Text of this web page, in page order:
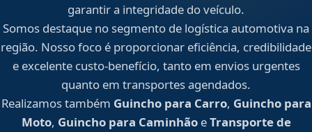
garantir a integridade do veículo.
Somos destaque no segmento de logística automotiva na
região. Nosso foco é proporcionar eficiência, credibilidade
e excelente custo-benefício, tanto em envios urgentes
quanto em transportes agendados.
Realizamos também Guincho para Carro, Guincho para
Moto, Guincho para CaminhãoeTransporte de